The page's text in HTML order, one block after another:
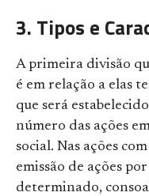
3. Tipos e
A primeira divisão
é em relação a elas
que será
número das ações
social. Nas ações
emissão de ações
determinado,